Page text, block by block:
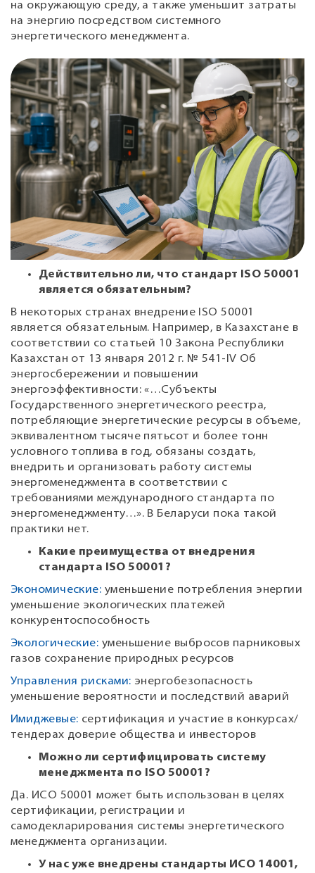
на окружающую среду, а также уменьшит затраты
на энергию посредством системного
энергетического менеджмента.
Действительно ли, что стандарт ISO 50001
является обязательным?
В некоторых странах внедрение ISO 50001
является обязательным. Например, в Казахстане в
соответствии со статьей 10 Закона Республики
Казахстан от 13 января 2012 г. № 541-IV Об
энергосбережении и повышении
энергоэффективности: «…Субъекты
Государственного энергетического реестра,
потребляющие энергетические ресурсы в объеме,
эквивалентном тысяче пятьсот и более тонн
условного топлива в год, обязаны создать,
внедрить и организовать работу системы
энергоменеджмента в соответствии с
требованиями международного стандарта по
энергоменеджменту…». В Беларуси пока такой
практики нет.
Какие преимущества от внедрения
стандарта ISO 50001?
Экономические: уменьшение потребления энергии
уменьшение экологических платежей
конкурентоспособность
Экологические: уменьшение выбросов парниковых
газов сохранение природных ресурсов
Управления рисками: энергобезопасность
уменьшение вероятности и последствий аварий
Имиджевые: сертификация и участие в конкурсах/
тендерах доверие общества и инвесторов
Можно ли сертифицировать систему
менеджмента по ISO 50001?
Да. ИСО 50001 может быть использован в целях
сертификации, регистрации и
самодекларирования системы энергетического
менеджмента организации.
У нас уже внедрены стандарты ИСО 14001,